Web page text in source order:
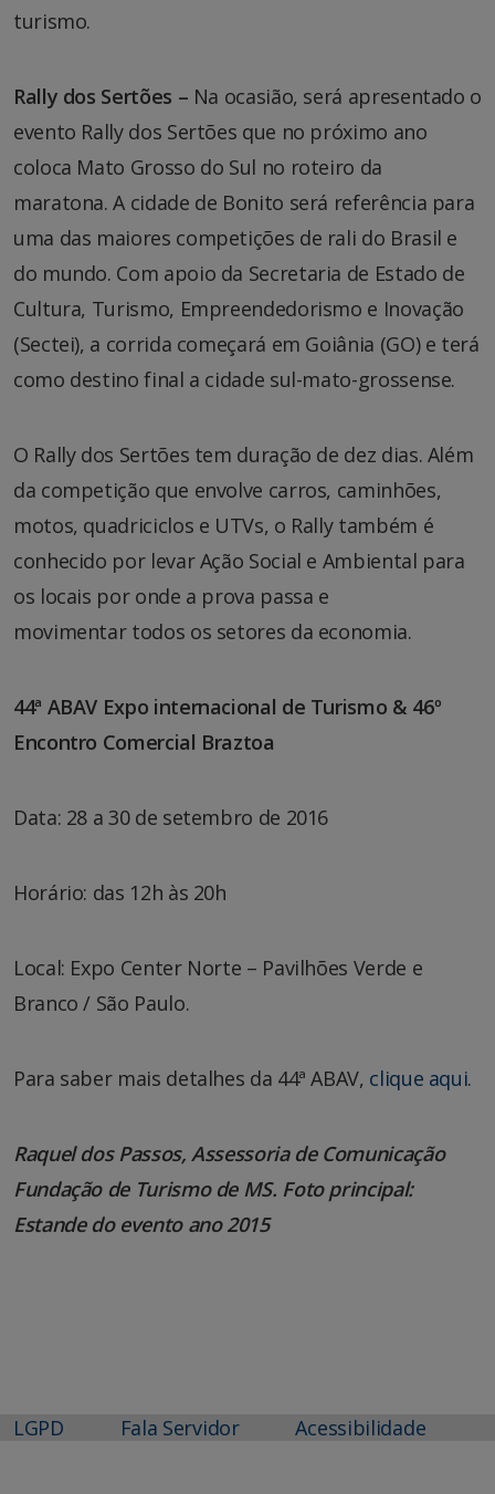
turismo.
Rally dos Sertões – Na ocasião, será apresentado o
evento Rally dos Sertões que no próximo ano
coloca Mato Grosso do Sul no roteiro da
maratona. A cidade de Bonito será referência para
uma das maiores competições de rali do Brasil e
do mundo. Com apoio da Secretaria de Estado de
Cultura, Turismo, Empreendedorismo e Inovação
(Sectei), a corrida começará em Goiânia (GO) e terá
como destino final a cidade sul-mato-grossense.
O Rally dos Sertões tem duração de dez dias. Além
da competição que envolve carros, caminhões,
motos, quadriciclos e UTVs, o Rally também é
conhecido por levar Ação Social e Ambiental para
os locais por onde a prova passa e
movimentar todos os setores da economia.
44ª ABAV Expo internacional de Turismo & 46º
Encontro Comercial Braztoa
Data: 28 a 30 de setembro de 2016
Horário: das 12h às 20h
Local: Expo Center Norte – Pavilhões Verde e
Branco / São Paulo.
Para saber mais detalhes da 44ª ABAV, clique aqui.
Raquel dos Passos, Assessoria de Comunicação
Fundação de Turismo de MS. Foto principal:
Estande do evento ano 2015
LGPD Fala Servidor Acessibilidade